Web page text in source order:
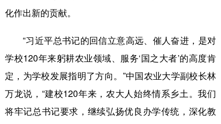
浙江
广西 海南 重庆
四川 贵州 云南 西藏
陕西 甘肃 青海 宁夏
新疆 内蒙古 黑龙江
化作出新的贡献。
“习近平总书记的回信立意高远、催人奋进，是对
学校120年来躬耕农业领域、服务‘国之大者’的高度肯
定，为学校发展指明了方向。”中国农业大学副校长林
万龙说，“建校120年来，农大人始终情系乡土。我们
将牢记总书记要求，继续弘扬优良办学传统，深化教